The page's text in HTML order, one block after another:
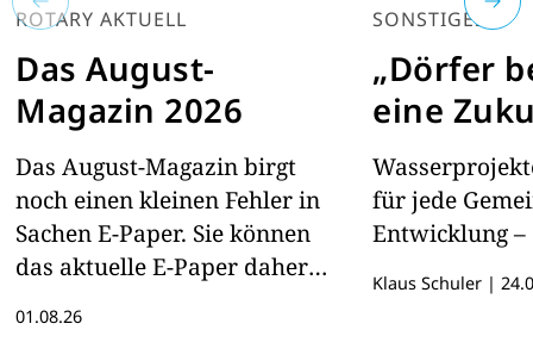
ROTARY AKTUELL
Das August-
Magazin 2026
Das August-Magazin birgt
noch einen kleinen Fehler in
Sachen E-Paper. Sie können
das aktuelle E-Paper daher
01.08.26
SONSTIGES
„Dörfer
eine
für jede
Entwicklung –
Klaus Schuler |